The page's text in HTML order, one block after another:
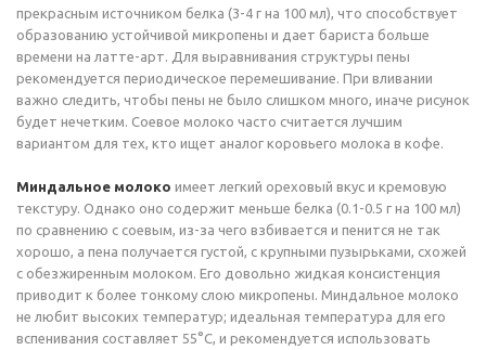
прекрасным источником белка (3-4 г на 100 мл), что способствует
образованию устойчивой микропены и дает бариста больше
времени на латте-арт. Для выравнивания структуры пены
рекомендуется периодическое перемешивание. При вливании
важно следить, чтобы пены не было слишком много, иначе рисунок
будет нечетким. Соевое молоко часто считается лучшим
вариантом для тех, кто ищет аналог коровьего молока в кофе.
Миндальное молоко имеет легкий ореховый вкус и кремовую
текстуру. Однако оно содержит меньше белка (0.1-0.5 г на 100 мл)
по сравнению с соевым, из-за чего взбивается и пенится не так
хорошо, а пена получается густой, с крупными пузырьками, схожей
с обезжиренным молоком. Его довольно жидкая консистенция
приводит к более тонкому слою микропены. Миндальное молоко
не любит высоких температур; идеальная температура для его
вспенивания составляет 55°C, и рекомендуется использовать